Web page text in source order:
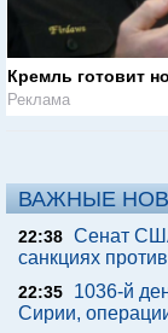
Кремль готовит
Реклама
ВАЖНЫЕ
22:38 Сенат
санкциях
22:35
1036-й
Сирии,